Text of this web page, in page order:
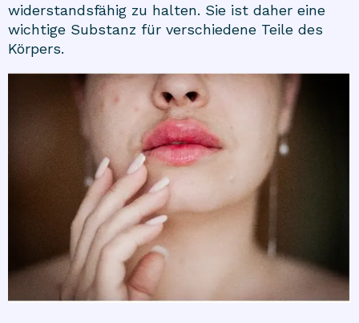
widerstandsfähig zu halten. Sie ist daher eine
wichtige Substanz für verschiedene Teile des
Körpers.